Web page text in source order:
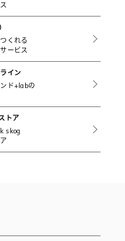
くれる
ービス
イン
ド+labの
トア
skog